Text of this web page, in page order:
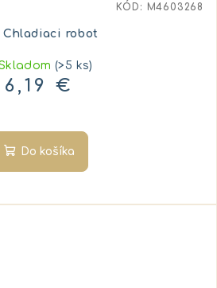
Chladiaci robot
Skladom(>5 ks)
6,19 €
Do košíka
KÓD: M4603268